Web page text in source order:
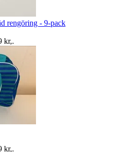
rengöring - 9-pack
kr,.
kr,.